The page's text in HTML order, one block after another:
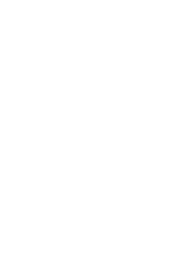
сопровождает
начала